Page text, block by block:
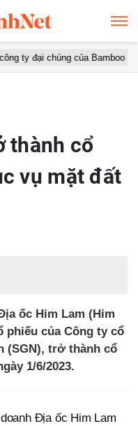
của Bamboo Capital và
thành cổ
vụ mặt đất
ốc Him Lam (Him
phiếu của Công ty cổ
(SGN), trở thành cổ
1/6/2023.
Địa ốc Him Lam